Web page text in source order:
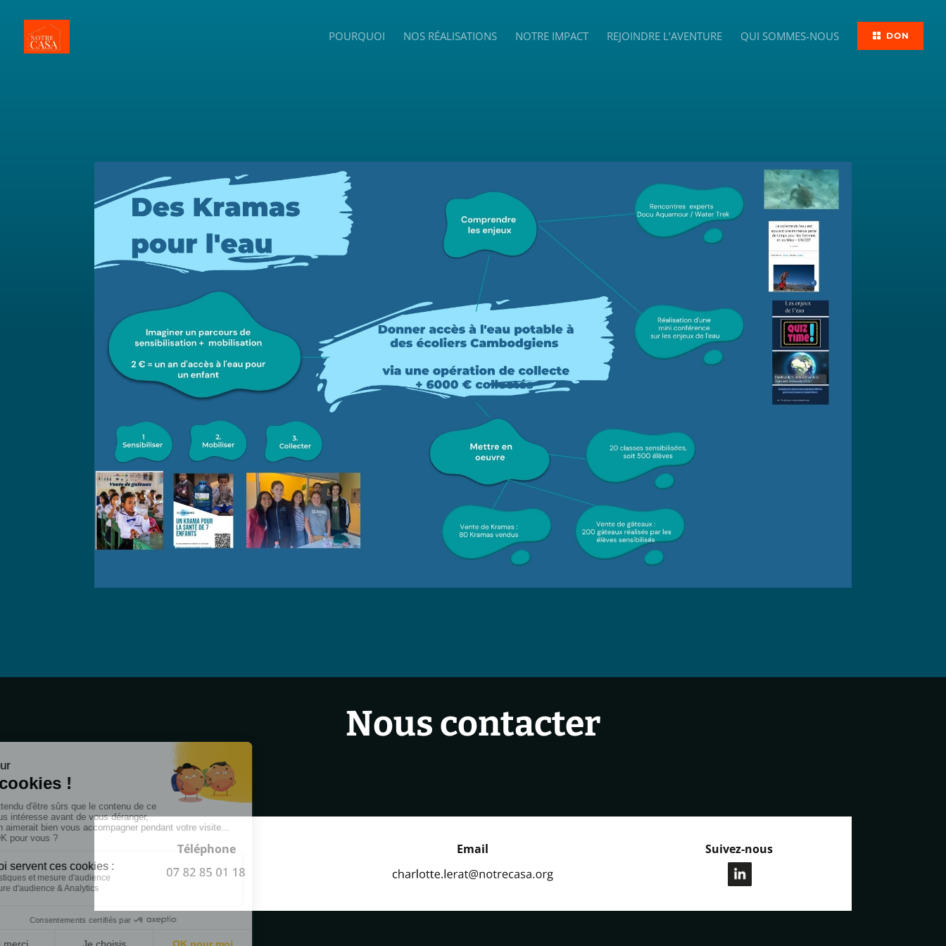
POURQUOI NOS RÉALISATIONS NOTRE IMPACT REJOINDRE L’AVENTURE QUI SOMMES-NOUS DON
Nous contacter
Téléphone Email Suivez-nous
.